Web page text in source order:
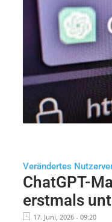
Verändertes
ChatGPT-
erstmals
17. Juni, 2026 - 09:20